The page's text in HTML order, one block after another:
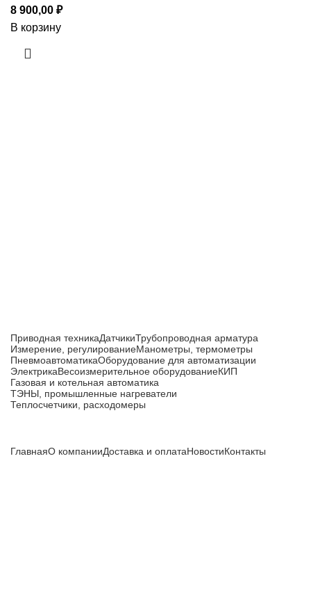
8 900,00 ₽
В корзину
Приводная техникаДатчикиТрубопроводная арматура
Измерение, регулированиеМанометры, термометры
ПневмоавтоматикаОборудование для автоматизации
ЭлектрикаВесоизмерительное оборудованиеКИП
Газовая и котельная автоматика
ТЭНЫ, промышленные нагреватели
Теплосчетчики, расходомеры
ГлавнаяО компанииДоставка и оплатаНовостиКонтакты